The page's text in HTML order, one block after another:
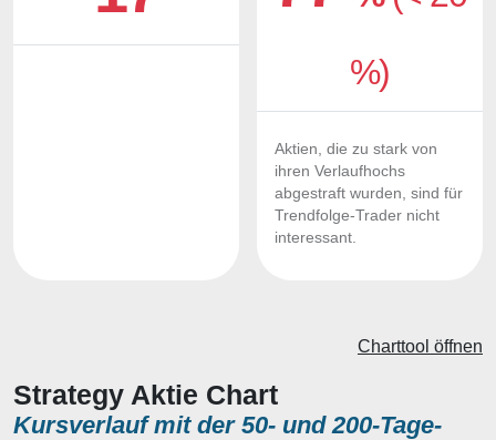
%)
Aktien, die zu stark von
ihren Verlaufhochs
abgestraft wurden, sind für
Trendfolge-Trader nicht
interessant.
Strategy Aktie Chart
Kursverlauf mit der 50- und 200-Tage-
Charttool öffnen